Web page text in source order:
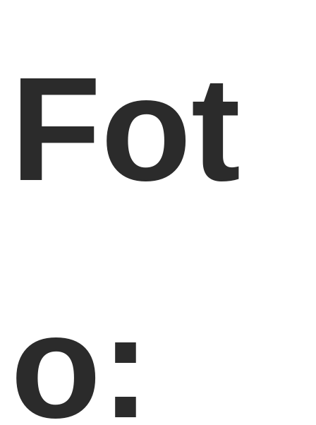
Fot
o: